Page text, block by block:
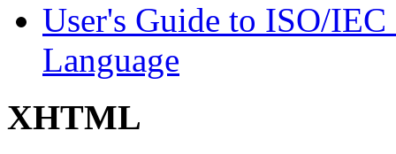
User's Guide to ISO/
Language
XHTML